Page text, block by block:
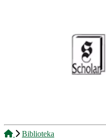
Biblioteka